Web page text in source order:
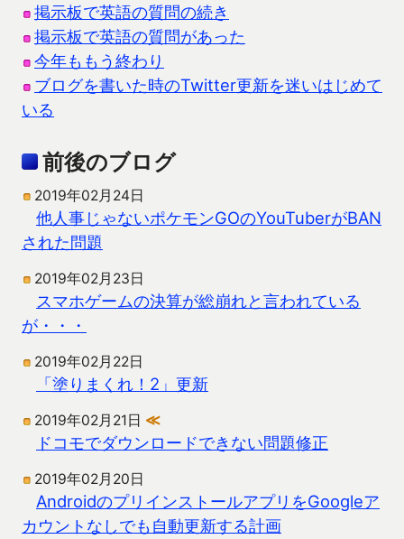
掲示板で英語の質問の続き
掲示板で英語の質問があった
今年ももう終わり
ブログを書いた時のTwitter更新を迷いはじめて
いる
前後のブログ
2019年02月24日
他人事じゃないポケモンGOのYouTuberがBAN
された問題
2019年02月23日
スマホゲームの決算が総崩れと言われている
が・・・
2019年02月22日
「塗りまくれ！2」更新
2019年02月21日 ≪
ドコモでダウンロードできない問題修正
2019年02月20日
AndroidのプリインストールアプリをGoogleア
カウントなしでも自動更新する計画